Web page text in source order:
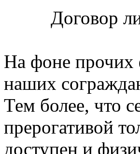
Договор
На фоне прочих
наших
Тем более, что
прерогативой
доступен и